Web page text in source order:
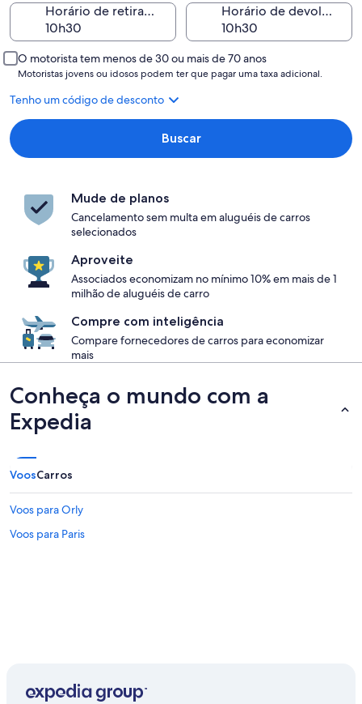
Horário de retirada
Horário de devolução
O motorista tem menos de 30 ou mais de 70 anos
Motoristas jovens ou idosos podem ter que pagar uma taxa adicional.
Tenho um código de desconto
Buscar
Mude de planos
Cancelamento sem multa em aluguéis de carros
selecionados
Aproveite
Associados economizam no mínimo 10% em mais de 1
milhão de aluguéis de carro
Compre com inteligência
Compare fornecedores de carros para economizar
mais
Conheça o mundo com a
Expedia
VoosCarros
Voos para Orly
Voos para Paris